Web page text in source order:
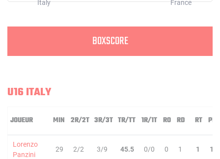
BOXSCORE
U16 ITALY
JOUEUR MIN 2R/2T 3R/3T TR/TT 1R/1T RO RD RT PD
Lorenzo
Panzini
29 2/2 3/9 45.5 0/0 0 1 1 1